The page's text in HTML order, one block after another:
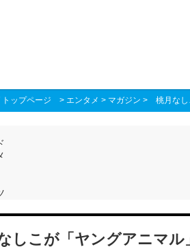
トップページ > エンタメ > マガジン > 桃月な
しこが「ヤングアニマル